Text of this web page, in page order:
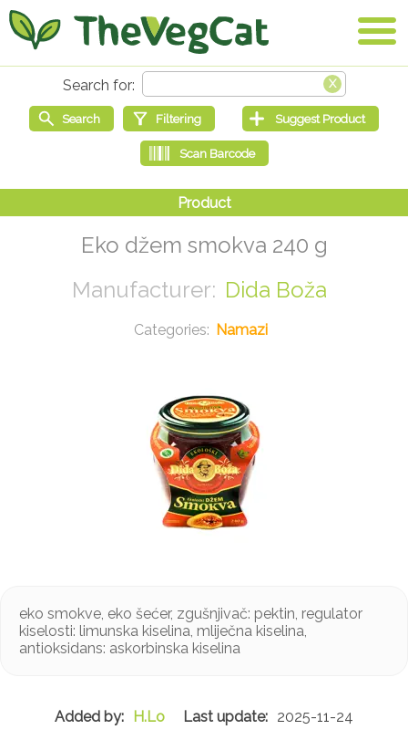
Eko džem smokva 240 g
Dida Boža
Namazi
eko smokve, eko šećer, zgušnjivač: pektin, regulator
kiselosti: limunska kiselina, mliječna kiselina,
antioksidans: askorbinska kiselina
H.Lo 2025-11-24